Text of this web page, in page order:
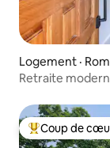
Logement ·
Retraite
Coup de cœur
Coup de